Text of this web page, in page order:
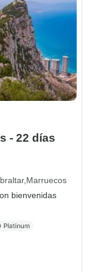
- 22 días
Marruecos
bienvenidas